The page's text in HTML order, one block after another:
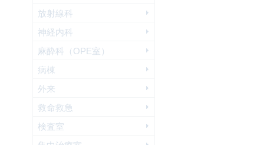
放射線科
神経内科
麻酔科（OPE室）
病棟
外来
救命救急
検査室